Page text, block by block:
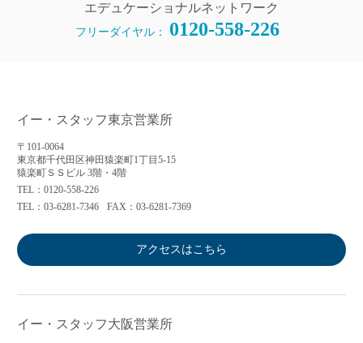
エデュケーショナルネットワーク
フリーダイヤル： 0120-558-226
イー・スタッフ東京営業所
〒101-0064
東京都千代田区神田猿楽町1丁目5-15
猿楽町ＳＳビル 3階・4階
TEL：0120-558-226
TEL：03-6281-7346
FAX：03-6281-7369
アクセスはこちら
イー・スタッフ大阪営業所